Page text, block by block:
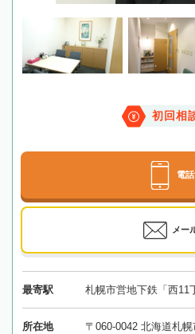
初回相
電
メー
最寄駅 札幌市営地下鉄「西11
所在地
〒060-0042 北海道札